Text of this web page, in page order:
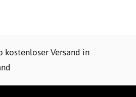
kostenloser Versand in